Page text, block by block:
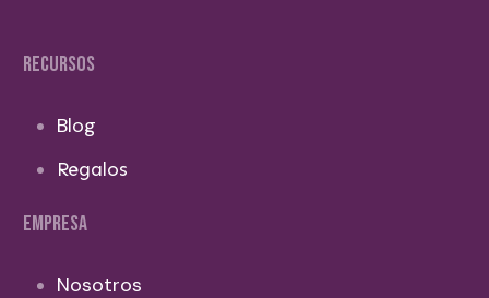
RECURSOS
Blog
Regalos
EMPRESA
Nosotros